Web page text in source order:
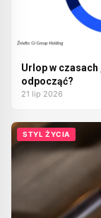
Urlop w
odpocząć?
21 lip 2026
STYL ŻYCIA